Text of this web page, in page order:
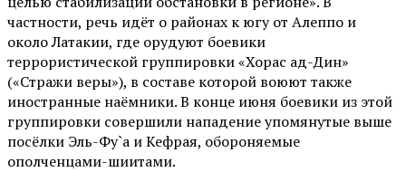
частности, речь идёт о районах к югу от Алеппо и
около Латакии, где орудуют боевики
террористической группировки «Хорас ад-Дин»
(«Стражи веры»), в составе которой воюют также
иностранные наёмники. В конце июня боевики из этой
группировки совершили нападение упомянутые выше
посёлки Эль-Фу`а и Кефрая, обороняемые
ополченцами-шиитами.